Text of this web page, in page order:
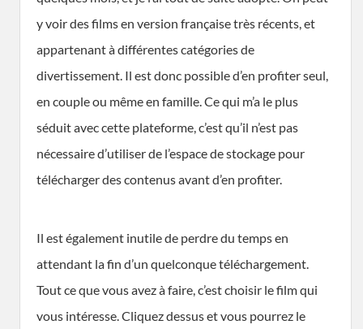
y voir des films en version française très récents, et
appartenant à différentes catégories de
divertissement. Il est donc possible d’en profiter seul,
en couple ou même en famille. Ce qui m’a le plus
séduit avec cette plateforme, c’est qu’il n’est pas
nécessaire d’utiliser de l’espace de stockage pour
télécharger des contenus avant d’en profiter.
Il est également inutile de perdre du temps en
attendant la fin d’un quelconque téléchargement.
Tout ce que vous avez à faire, c’est choisir le film qui
vous intéresse. Cliquez dessus et vous pourrez le